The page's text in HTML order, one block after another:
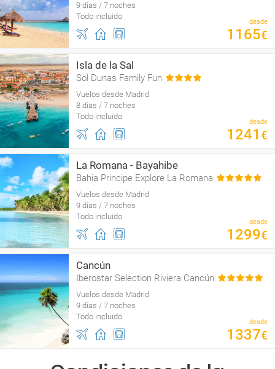
9 días / 7 noches
Todo incluido
desde
1165€
Isla de la Sal
Sol Dunas Family Fun
Vuelos desde Madrid
8 días / 7 noches
Todo incluido
desde
1241 €
La Romana - Bayahibe
Bahia Principe Explore La Romana
Vuelos desde Madrid
9 días / 7 noches
Todo incluido
desde
1299€
Cancún
Iberostar Selection Riviera Cancún
Vuelos desde Madrid
9 días / 7 noches
Todo incluido
desde
1337€